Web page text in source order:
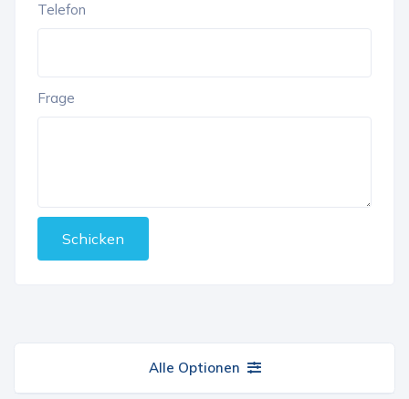
Telefon
Frage
Schicken
Alle Optionen